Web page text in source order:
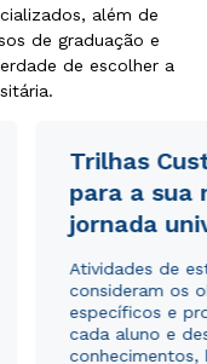
além de
de graduação e
de escolher a
Trilhas
para a sua
jornada
Atividades de
consideram os
específicos e
cada aluno e
conhecimentos,
e
para o